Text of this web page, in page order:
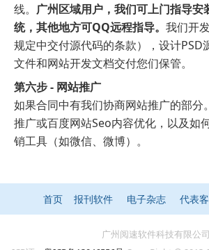
线。 广州区域用户，我们可上门指导安
统，其他地方可QQ远程指导。 我们开
规定中交付源代码的条款），设计PSD
文件和网站开发文档交付您们保管。
第六步 - 网站推广
如果合同中有我们协商网站推广的部分
推广或百度网站Seo内容优化，以及如
销工具（如微信、微博）。
首页 报刊软件 电子杂志 代表
广州阅速软件科技有限公司